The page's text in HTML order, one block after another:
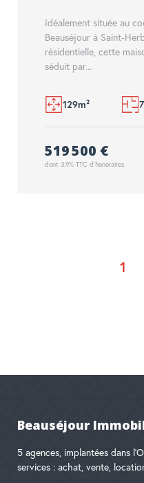
Idéalement située au
Beauséjour à Saint-
résidentielle, cette
séduit par...
129m² 7
519 500 €
dont 3.9% TTC d'honoraires
1
Beauséjour
5 agences, implantées dans
services : achat, vente,